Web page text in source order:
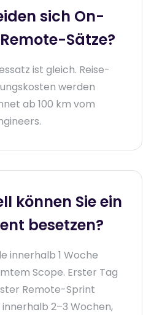
sich On-
Sätze?
ist gleich. Reise-
werden
ab 100 km vom
können Sie ein
besetzen?
innerhalb 1 Woche
Scope. Erster Tag
Remote-Sprint
2–3 Wochen,